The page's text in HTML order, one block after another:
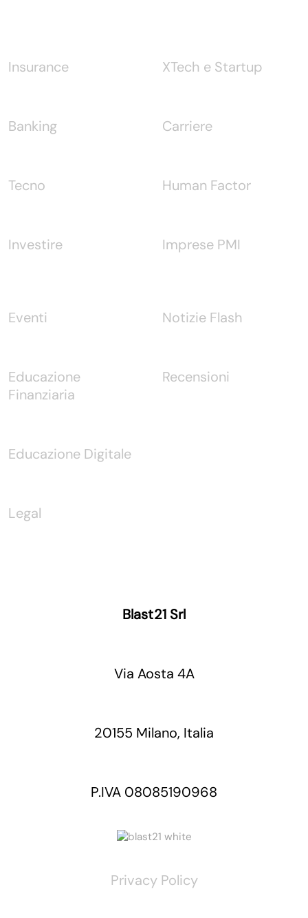
Insurance
Banking
Tecno
Investire
XTech e Startup
Carriere
Human Factor
Imprese PMI
Eventi
Educazione
Finanziaria
Educazione Digitale
Legal
Notizie Flash
Recensioni
Blast21 Srl
Via Aosta 4A
20155 Milano, Italia
P.IVA 08085190968
Privacy Policy